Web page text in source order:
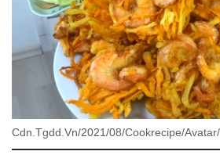
Cdn.Tgdd.Vn/2021/08/Cookrecipe/